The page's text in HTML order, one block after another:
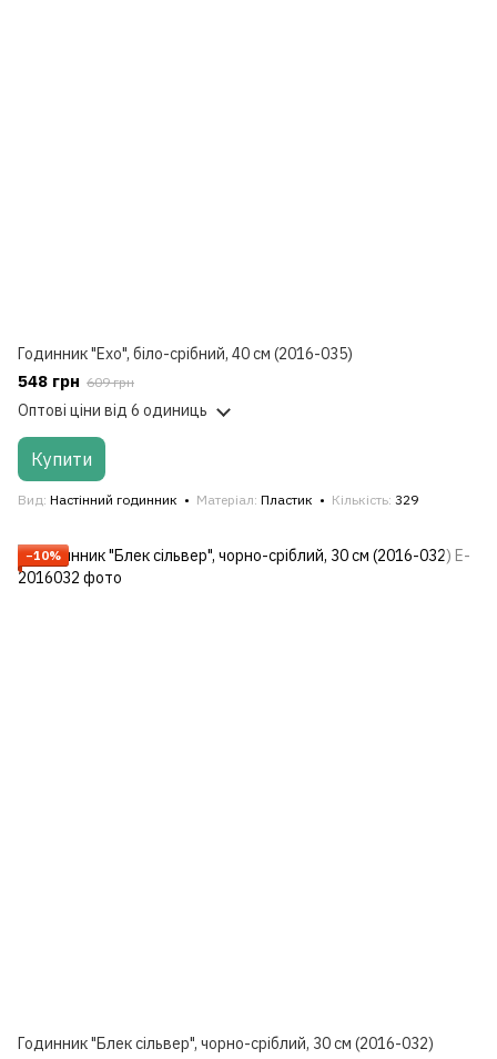
Годинник "Ехо", біло-срібний, 40 см (2016-035)
548 грн 609 грн
Оптові ціни від 6 одиниць
Купити
Вид Настінний годинник Матеріал Пластик Кількість 329
−10%
Годинник "Блек сільвер", чорно-сріблий, 30 см (2016-032)